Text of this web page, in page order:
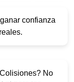
confianza
No